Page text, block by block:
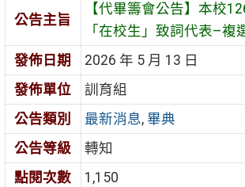
公告主旨
【代畢籌會公告】本校
「在校生」致詞代表–複
發佈日期
2026 年 5 月 13 日
發佈單位
訓育組
公告類別
最新消息, 畢典
公告等級
轉知
點閱次數
1,150